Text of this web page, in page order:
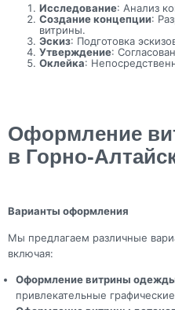
Исследование: Анализ
Создание концепции:
витрины.
Эскиз: Подготовка
Утверждение:
Оклейка:
Оформление
в Горно-
Варианты оформления
Мы предлагаем различные
включая:
Оформление витрины
привлекательные